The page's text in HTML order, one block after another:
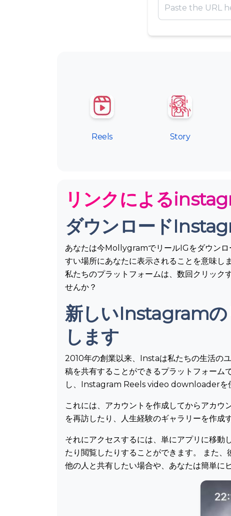
Reels Story
リンクによる
ダウンロード
あなたは今MollygramでリールIGをダウンロ
すい場所にあなたに表示されることを意味し
私たちのプラットフォームは、数回クリッ
せんか？
新しいInstagramの
します
2010年の創業以来、Instaは私たちの生活の
稿を共有することができるプラットフォーム
し、Instagram Reels video downloaderを
これには、アカウントを作成してからアカ
を再訪したり、人生経験のギャラリーを作
それにアクセスするには、単にアプリに移動
たり閲覧したりすることができます。 また
他の人と共有したい場合や、あなたは簡単に